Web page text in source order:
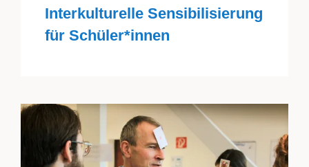
Interkulturelle Sensibilisierung
für Schüler*innen